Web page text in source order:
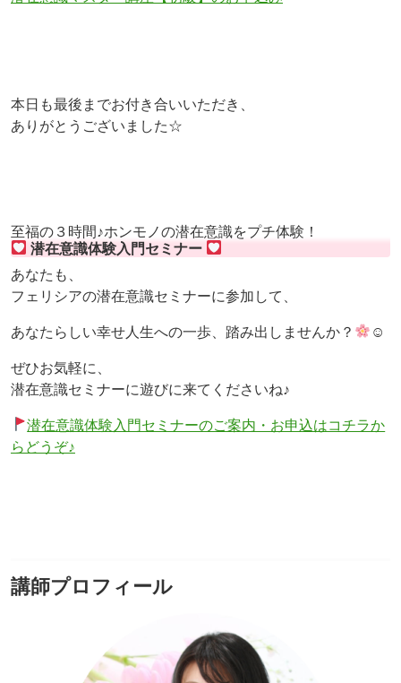
本日も最後までお付き合いいただき、
ありがとうございました☆
至福の３時間♪ホンモノの潜在意識をプチ体験！
潜在意識体験入門セミナー
あなたも、
フェリシアの潜在意識セミナーに参加して、
あなたらしい幸せ人生への一歩、踏み出しませんか？ ☺
ぜひお気軽に、
潜在意識セミナーに遊びに来てくださいね♪
潜在意識体験入門セミナーのご案内・お申込はコチラか
らどうぞ♪
講師プロフィール